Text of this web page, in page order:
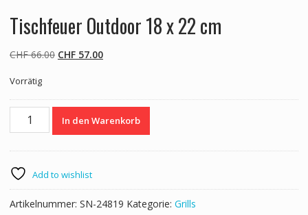
Tischfeuer Outdoor 18 x 22 cm
CHF66.00 Ursprünglicher
CHF 66.00
CHF57.00Aktueller
CHF 57.00.
Vorrätig
Tischfeuer
Outdoor
22
cm
Menge
In den Warenkorb
Add to wishlist
Artikelnummer: SN-24819 Kategorie: Grills